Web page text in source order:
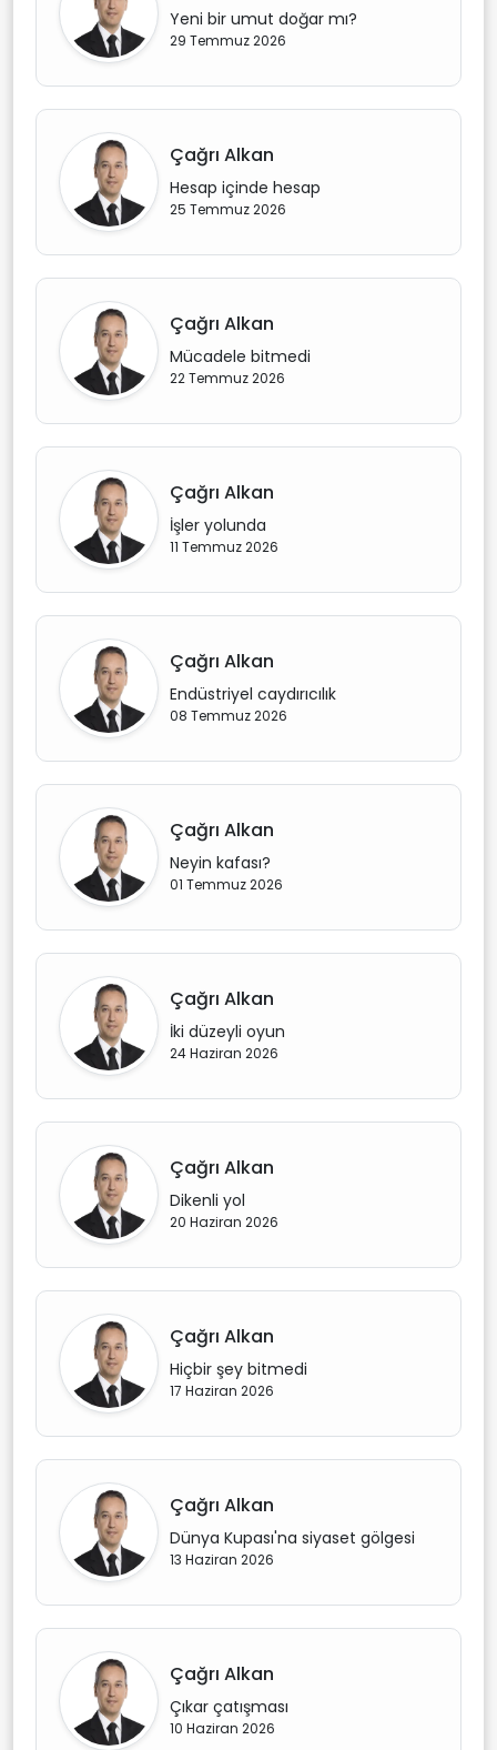
Yeni bir umut doğar mı?
29 Temmuz 2026
Çağrı Alkan
Hesap içinde hesap
25 Temmuz 2026
Çağrı Alkan
Mücadele bitmedi
22 Temmuz 2026
Çağrı Alkan
İşler yolunda
11 Temmuz 2026
Çağrı Alkan
Endüstriyel caydırıcılık
08 Temmuz 2026
Çağrı Alkan
Neyin kafası?
01 Temmuz 2026
Çağrı Alkan
İki düzeyli oyun
24 Haziran 2026
Çağrı Alkan
Dikenli yol
20 Haziran 2026
Çağrı Alkan
Hiçbir şey bitmedi
17 Haziran 2026
Çağrı Alkan
Dünya Kupası'na siyaset gölgesi
13 Haziran 2026
Çağrı Alkan
Çıkar çatışması
10 Haziran 2026